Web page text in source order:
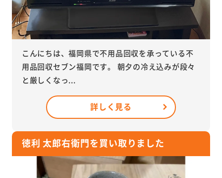
こんにちは、福岡県で不用品回収を承っている不
用品回収セブン福岡です。 朝夕の冷え込みが段々
と厳しくなっ...
詳しく見る
徳利 太郎右衛門を買い取りました